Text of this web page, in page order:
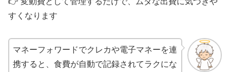
すくなります
マネーフォワードでクレカや電子マネーを連
携すると、食費が自動で記録されてラクにな